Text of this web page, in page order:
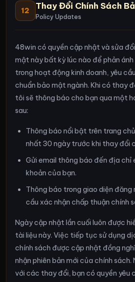
12 Thay Đổi Chính Sách
Policy Updates
48win có quyền cập nhật và sửa
mật này bất kỳ lúc nào để phản
trong hoạt động kinh doanh, yêu
chuẩn bảo mật ngành. Khi có thay
tôi sẽ thông báo cho bạn qua một
sau:
Thông báo nổi bật trên trang
nhất 30 ngày trước khi thay đổi
Gửi email thông báo đến địa chỉ
khoản của bạn.
Thông báo trong giao diện đăng
cầu xác nhận chấp thuận chính
Ngày cập nhật lần cuối luôn được
tài liệu này. Việc tiếp tục sử dụng
chính sách được cập nhật đồng
nhận phiên bản mới của chính sách.
với các thay đổi, bạn có quyền yêu